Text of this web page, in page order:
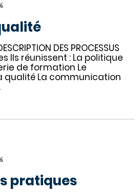
DES PROCESSUS
Ils réunissent : La politique
de formation Le
La communication
pratiques